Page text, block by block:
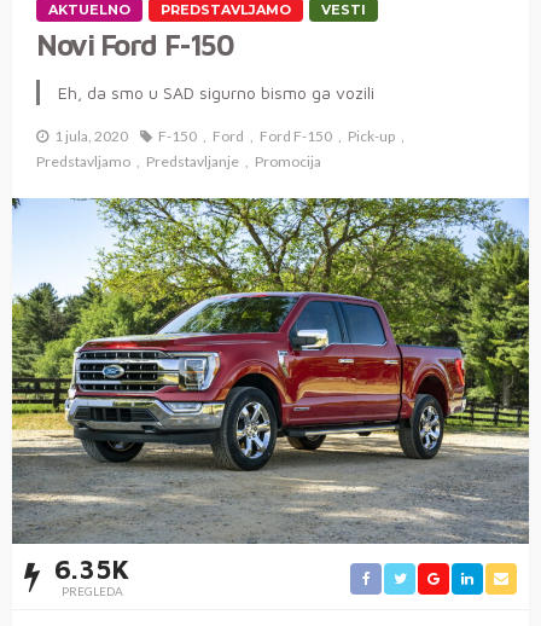
AKTUELNO PREDSTAVLJAMO VESTI
Novi Ford F-150
Eh, da smo u SAD sigurno bismo ga vozili
1 jula, 2020 F-150 Ford Ford F-150
Pick-up
Predstavljamo
Predstavljanje Promocija
6.35K
PREGLEDA